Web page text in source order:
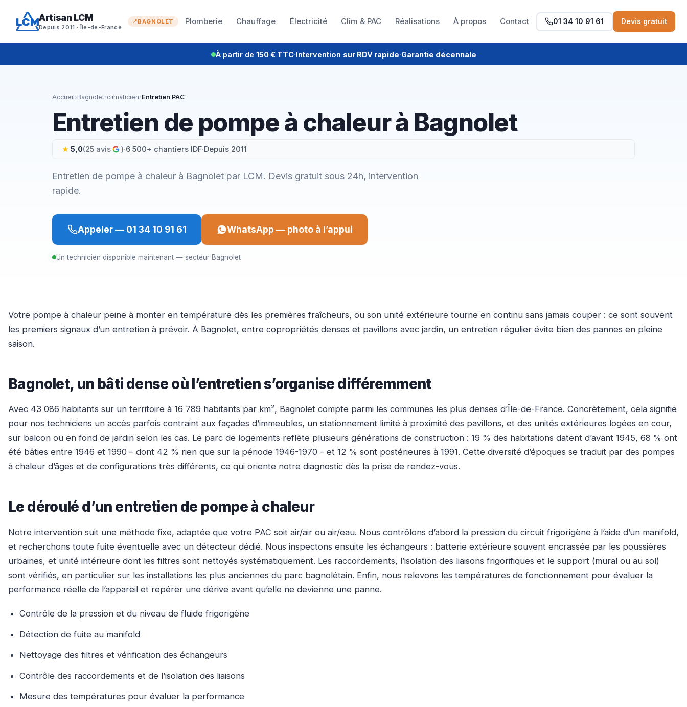
contenu
Artisan LCM
Depuis 2011 · Île-de-France
BAGNOLET Plomberie Chauffage Électricité Clim & PAC Réalisations À propos Contact 01 34 10 91 61 Devis gratuit
À partir de 150 € TTC·Intervention sur RDV rapide·Garantie décennale
Accueil›Bagnolet›climaticien›Entretien PAC
Entretien de pompe à chaleur à Bagnolet
5,0(25 avis )·6 500+ chantiers IDF·Depuis 2011
Entretien de pompe à chaleur à Bagnolet par LCM. Devis gratuit sous 24h, intervention
rapide.
Appeler — 01 34 10 91 61 WhatsApp — photo à l’appui
Un technicien disponible maintenant — secteur Bagnolet
Votre pompe à chaleur peine à monter en température dès les premières fraîcheurs, ou son unité extérieure tourne en continu sans jamais couper : ce sont souvent
les premiers signaux d’un entretien à prévoir. À Bagnolet, entre copropriétés denses et pavillons avec jardin, un entretien régulier évite bien des pannes en pleine
saison.
Bagnolet, un bâti dense où l’entretien s’organise différemment
Avec 43 086 habitants sur un territoire à 16 789 habitants par km², Bagnolet compte parmi les communes les plus denses d’Île-de-France. Concrètement, cela signifie
pour nos techniciens un accès parfois contraint aux façades d’immeubles, un stationnement limité à proximité des pavillons, et des unités extérieures logées en cour,
sur balcon ou en fond de jardin selon les cas. Le parc de logements reflète plusieurs générations de construction : 19 % des habitations datent d’avant 1945, 68 % ont
été bâties entre 1946 et 1990 – dont 42 % rien que sur la période 1946-1970 – et 12 % sont postérieures à 1991. Cette diversité d’époques se traduit par des pompes
à chaleur d’âges et de configurations très différents, ce qui oriente notre diagnostic dès la prise de rendez-vous.
Le déroulé d’un entretien de pompe à chaleur
Notre intervention suit une méthode fixe, adaptée que votre PAC soit air/air ou air/eau. Nous contrôlons d’abord la pression du circuit frigorigène à l’aide d’un manifold,
et recherchons toute fuite éventuelle avec un détecteur dédié. Nous inspectons ensuite les échangeurs : batterie extérieure souvent encrassée par les poussières
urbaines, et unité intérieure dont les filtres sont nettoyés systématiquement. Les raccordements, l’isolation des liaisons frigorifiques et le support (mural ou au sol)
sont vérifiés, en particulier sur les installations les plus anciennes du parc bagnolétain. Enfin, nous relevons les températures de fonctionnement pour évaluer la
performance réelle de l’appareil et repérer une dérive avant qu’elle ne devienne une panne.
Contrôle de la pression et du niveau de fluide frigorigène
Détection de fuite au manifold
Nettoyage des filtres et vérification des échangeurs
Contrôle des raccordements et de l’isolation des liaisons
Mesure des températures pour évaluer la performance